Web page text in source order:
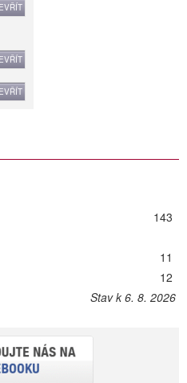
143
11
12
Stav k 6. 8. 2026